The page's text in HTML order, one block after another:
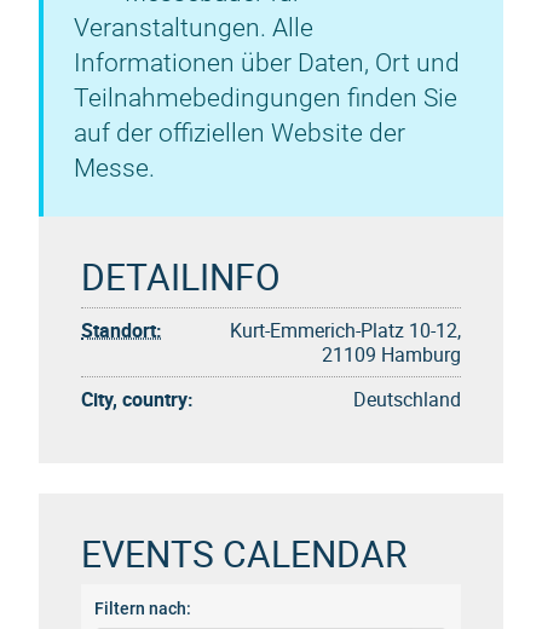
Veranstaltungen. Alle
Informationen über Daten, Ort und
Teilnahmebedingungen finden Sie
auf der offiziellen Website der
Messe.
DETAILINFO
Standort:
Kurt-Emmerich-Platz 10-12,
21109 Hamburg
City, country:
Deutschland
EVENTS CALENDAR
Filtern nach: